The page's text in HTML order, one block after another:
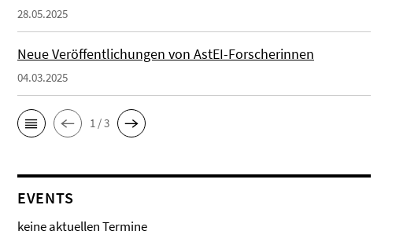
28.05.2025
Neue Veröffentlichungen von AstEI-Forscherinnen
04.03.2025
1 / 3
EVENTS
keine aktuellen Termine